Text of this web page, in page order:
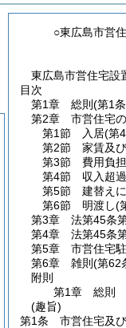
○東広島市営
東広島市営住宅設
目次
第1章
総則 (第1
第2章
市営住宅
第1節
入居(第
第2節
家賃及
第3節
費用負
第4節
収入超
第5節
建替え
第6節
明渡し(
第3章
法第45条
第4章
法第45条
第5章
市営住宅
第6章
雑則 (第62
附則
第1章
総則
(趣旨)
第1条
市営住宅及